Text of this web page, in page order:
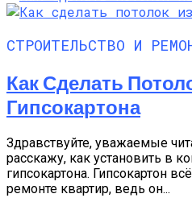
СТРОИТЕЛЬСТВО И
Как Сделать
Гипсокартона
Здравствуйте, уважаемые
расскажу, как установить в
гипсокартона. Гипсокартон
ремонте квартир, ведь он...